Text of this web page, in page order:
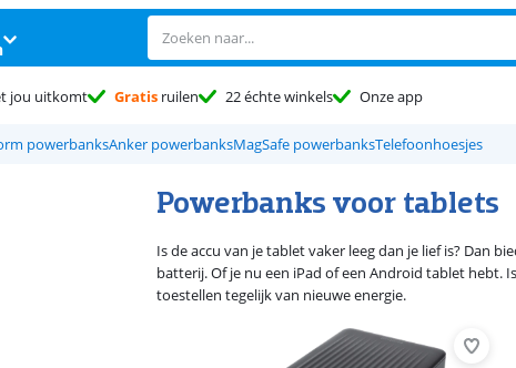
jou uitkomt Gratis ruilen 22 échte winkels Onze app
powerbanksAnker powerbanksMagSafe powerbanksTelefoonhoesjes
Powerbanks voor tablets
Is de accu van je tablet vaker leeg dan je lief is? Dan
batterij. Of je nu een iPad of een Android tablet hebt.
toestellen tegelijk van nieuwe energie.